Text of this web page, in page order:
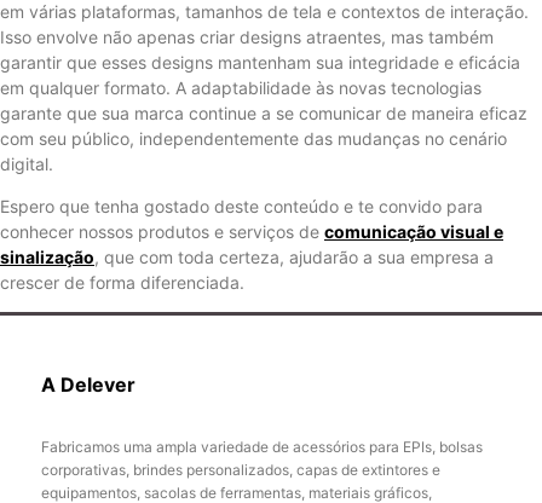
em várias plataformas, tamanhos de tela e contextos de interação.
Isso envolve não apenas criar designs atraentes, mas também
garantir que esses designs mantenham sua integridade e eficácia
em qualquer formato. A adaptabilidade às novas tecnologias
garante que sua marca continue a se comunicar de maneira eficaz
com seu público, independentemente das mudanças no cenário
digital.
Espero que tenha gostado deste conteúdo e te convido para
conhecer nossos produtos e serviços de comunicação visual e
sinalização, que com toda certeza, ajudarão a sua empresa a
crescer de forma diferenciada.
A Delever
Fabricamos uma ampla variedade de acessórios para EPIs, bolsas
corporativas, brindes personalizados, capas de extintores e
equipamentos, sacolas de ferramentas, materiais gráficos,